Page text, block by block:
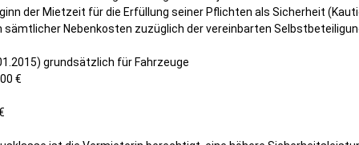
der Mietzeit für die Erfüllung seiner Pflichten als Sicherheit
Nebenkosten zuzüglich der vereinbarten
grundsätzlich für Fahrzeuge
€